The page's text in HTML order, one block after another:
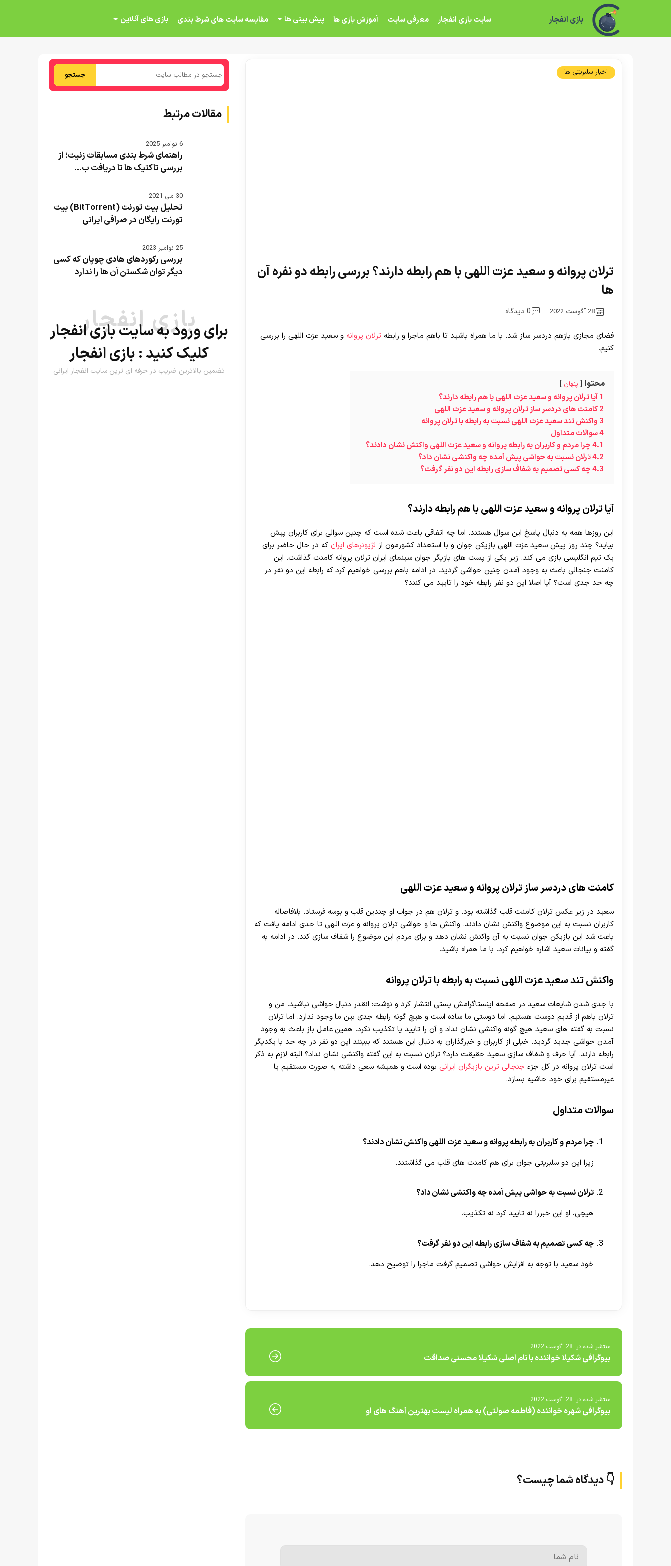
30 تا 50 درصد شارژ هدیه بیشتر فقط با ثبت نام در هات بت
بازی انفجار سایت بازی انفجار معرفی سایت آموزش بازی ها پیش بینی ها مقایسه سایت های شرط بندی بازی های آنلاین
اخبار سلبریتی ها
ترلان پروانه و سعید عزت اللهی با هم رابطه دارند؟ بررسی رابطه دو نفره آن
ها
28 آگوست 2022 0 دیدگاه
فضای مجازی بازهم دردسر ساز شد. با ما همراه باشید تا باهم ماجرا و رابطهترلان پروانه و سعید عزت اللهی را بررسی
کنیم.
محتوا پنهان
1آیا ترلان پروانه و سعید عزت اللهی با هم رابطه دارند؟
2کامنت های دردسر ساز ترلان پروانه و سعید عزت اللهی
3 واکنش تند سعید عزت اللهی نسبت به رابطه با ترلان پروانه
4سوالات متداول
4.1چرا مردم و کاربران به رابطه پروانه و سعید عزت اللهی واکنش نشان دادند؟
4.2ترلان نسبت به حواشی پیش آمده چه واکنشی نشان داد؟
4.3چه کسی تصمیم به شفاف سازی رابطه این دو نفر گرفت؟
آیا ترلان پروانه و سعید عزت اللهی با هم رابطه دارند؟
این روزها همه به دنبال پاسخ این سوال هستند. اما چه اتفاقی باعث شده است که چنین سوالی برای کاربران پیش
بیاید؟ چند روز پیش سعید عزت اللهی بازیکن جوان و با استعداد کشورمون از لژیونرهای ایران که در حال حاضر برای
یک تیم انگلیسی بازی می کند. زیر یکی از پست های بازیگر جوان سینمای ایران ترلان پروانه کامنت گذاشت. این
کامنت جنجالی باعث به وجود آمدن چنین حواشی گردید. در ادامه باهم بررسی خواهیم کرد که رابطه این دو نفر در
چه حد جدی است؟ آیا اصلا این دو نفر رابطه خود را تایید می کنند؟
کامنت های دردسر ساز ترلان پروانه و سعید عزت اللهی
سعید در زیر عکس ترلان کامنت قلب گذاشته بود. و ترلان هم در جواب او چندین قلب و بوسه فرستاد. بلافاصاله
کاربران نسبت به این موضوع واکنش نشان دادند. واکنش ها و حواشی ترلان پروانه و عزت اللهی تا حدی ادامه یافت که
باعث شد این بازیکن جوان نسبت به آن واکنش نشان دهد و برای مردم این موضوع را شفاف سازی کند. در ادامه به
گفته و بیانات سعید اشاره خواهیم کرد. با ما همراه باشید.
واکنش تند سعید عزت اللهی نسبت به رابطه با ترلان پروانه
با جدی شدن شایعات سعید در صفحه اینستاگرامش پستی انتشار کرد و نوشت: انقدر دنبال حواشی نباشید. من و
ترلان باهم از قدیم دوست هستیم. اما دوستی ما ساده است و هیچ گونه رابطه جدی بین ما وجود ندارد. اما ترلان
نسبت به گفته های سعید هیچ گونه واکنشی نشان نداد و آن را تایید یا تکذیب نکرد. همین عامل باز باعث به وجود
آمدن حواشی جدید گردید. خیلی از کاربران و خبرگذاران به دنبال این هستند که ببینند این دو نفر در چه حد با یکدیگر
رابطه دارند. آیا حرف و شفاف سازی سعید حقیقت دارد؟ ترلان نسبت به این گفته واکنشی نشان نداد؟ البته لازم به ذکر
است ترلان پروانه در کل جزء جنجالی ترین بازیگران ایرانی بوده است و همیشه سعی داشته به صورت مستقیم یا
غیرمستقیم برای خود حاشیه بسازد.
سوالات متداول
چرا مردم و کاربران به رابطه پروانه و سعید عزت اللهی واکنش نشان دادند؟
زیرا این دو سلبریتی جوان برای هم کامنت های قلب می گذاشتند.
ترلان نسبت به حواشی پیش آمده چه واکنشی نشان داد؟
هیچی، او این خبررا نه تایید کرد نه تکذیب.
چه کسی تصمیم به شفاف سازی رابطه این دو نفر گرفت؟
خود سعید با توجه به افزایش حواشی تصمیم گرفت ماجرا را توضیح دهد.
منتشر شده در: 28 آگوست 2022
بیوگرافی شکیلا خواننده با نام اصلی شکیلا محسنی صداقت
منتشر شده در: 28 آگوست 2022
بیوگرافی شهره خواننده (فاطمه صولتی) به همراه لیست بهترین آهنگ های او
👇 دیدگاه شما چیست؟
جستجو
مقالات مرتبط
6 نوامبر 2025
راهنمای شرط بندی مسابقات زنیت؛ از
بررسی تاکتیک‌ ها تا دریافت ب...
30 می 2021
تحلیل بیت تورنت (BitTorrent) بیت
تورنت رایگان در صرافی ایرانی
25 نوامبر 2023
بررسی رکوردهای هادی چوپان که کسی
دیگر توان شکستن آن ها را ندارد
بازی انفجار
برای ورود به سایت بازی انفجار
کلیک کنید : بازی انفجار
تضمین بالاترین ضریب در حرفه ای ترین سایت انفجار ایرانی